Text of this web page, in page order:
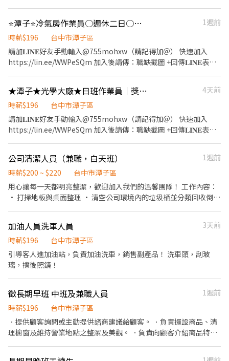
- 【薪資制度】： 沖床 & 焊接 196 + 29 元工時獎金 = 225 / H - 【休
假制度】：周日固定休假、週六要可配合加班 🩷 夜校生平日可不用
加班 - 【用餐休息】：中午休息60分鐘 / 上下午休10分鐘 - 【用餐
制度】：免費供餐 - 【發薪制度】：次月10號 - 【工作環境】：員
工汽機車停車場 - ▶ —————【應徵方式】————— ◀ ⭐ 點選立即
https://lin.ee/jVYoe5J ★ 加入後請幫我留姓名 / 電話 / 截圖職缺文
★
⭐潭子⭐冷氣房作業員○週休二日○獎金多多S-吉
1週前
時薪$196
台中市潭子區
請加𝐋𝐈𝐍𝐄好友手動輸入@755mohxw（請記得加＠） 快速加入
https://lin.ee/WWPeSQm 加入後請傳：職缺截圖 +回傳𝐋𝐈𝐍𝐄表單
小時加給30元 ※大夜班每小時加給48元 ⭐工作內容 ▪ 電子零件組
裝、焊接、測試、包裝作業 ▪ 產品檢驗作業 ▪ 前置作業 ▪ 完成主
管交辦事項 ⭐工作時間 日班 08:00-17:10 小夜班 15:50-00:30 大夜
班 23:50-08:30 ⭐公司福利 ▪ 三節禮金(到職滿三個月以上享有) ▪
培育獎金： 小夜班(滿1個月:＄2000、2個月:＄4000、3個月:
▪ 加班獎勵金(＄2000-＄4000) ▪ 久任獎金：做滿1個月1000元/
次，做滿3個月3000元/次，做滿6個月3000元/次 ▪ 介紹獎金500
薪水 歡迎詢問！立即預約面試！ 請加𝐋𝐈𝐍𝐄好友手動輸入
@755mohxw（請記得加＠） 快速加入https://lin.ee/WWPeSQm
加入後請傳：職缺截圖 + 回傳𝐋𝐈𝐍𝐄表單 快速幫您安排面試 諮詢人
員：小熊 將由⭐找工作-典育小熊⭐為您服務 ❤️找工作找小熊 快速安
★潭子★光學大廠★日班作業員｜獎金多｜可預支S-亞
4天前
時薪$196
台中市潭子區
請加𝐋𝐈𝐍𝐄好友手動輸入@755mohxw（請記得加＠） 快速加入
https://lin.ee/WWPeSQm 加入後請傳：職缺截圖 +回傳𝐋𝐈𝐍𝐄表單
底薪＄29500，全勤獎金＄1600 日班＄31100 ⭐工作時間 日班：
08:00-17:20 ⭐工作內容 1.機台操作、成品外觀檢查 2.部品組裝、包
裝作業 3.儀器測量 ⭐休假制度 週休二日 ❤️公司福利 ▪ 三節禮金600
元（生日、端午、中秋） ▪ 入職獎金 ▪ 久任獎金 ▪ 在職18個月獎
立即預約面試！ 請加𝐋𝐈𝐍𝐄好友手動輸入@755mohxw（請記得加
＠） 快速加入https://lin.ee/WWPeSQm 加入後請傳：職缺截圖 +
回傳𝐋𝐈𝐍𝐄表單 快速幫您安排面試 諮詢人員：小熊 將由⭐找工作-典
育小熊⭐為您服務 ❤️找工作找小熊 快速安排 快速上班❤️
公司清潔人員（兼職，白天班）
1週前
時薪$200 ~ $220
台中市潭子區
用心讓每一天都明亮整潔，歡迎加入我們的溫馨團隊！ 工作內容：
• 打掃地板與桌面整理 • 清空公司環境內的垃圾桶並分類回收倒垃
走） • 維持公司整體整潔，儲物間整潔收納 • 整理補充洗手間、
廚房用品（如衛生紙、擦手紙、生理用品、洗手乳、洗碗精，如果
臨時沒了可跟老闆拿零用金就近購買，打統編即可） • 公司有天使
可愛貓咪，可能會跟你撒嬌一直蹭妳的腳，對貓毛過敏或討厭貓咪
洗） • 老闆是綠植殺手，連空氣鳳梨都可以養死，請幫忙澆花澆
水，目前僅有一個盆栽，但不時會收到鮮花需幫忙換水… • 目前有
長期固定配合的家事員，此份工作為兼職 • 需有良民證（申請費用
100元，3個工作天發放），歡迎二度就業 • 開立線上勞務報酬單，
公司採無紙化作業，需有email可在匯款入帳後確認收款 • 幫忙清
潔貓砂盆，可直接沖入馬桶（貓咪都有健檢打疫苗和滴劑，沒有任
何貓愛滋貓瘟，身體健康無傳染病） • 幫忙餵貓咪吃飯和換水 •
加油人員洗車人員
3天前
時薪$196
台中市潭子區
引導客人進加油站，負責加油洗車，銷售副產品！ 洗車頭，刮玻
璃，擦後照鏡！
徵長期早班 中班及兼職人員
1週前
時薪$196
台中市潭子區
．提供顧客詢問或主動提供諮商建議給顧客。 ．負責擺設商品、清
理櫥窗及維持營業地點之整潔及美觀。 ．負責向顧客介紹商品特